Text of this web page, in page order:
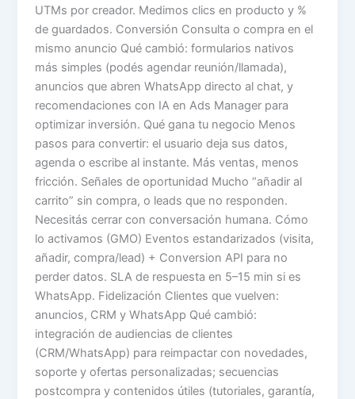
UTMs por creador. Medimos clics en producto y %
de guardados. Conversión Consulta o compra en el
mismo anuncio Qué cambió: formularios nativos
más simples (podés agendar reunión/llamada),
anuncios que abren WhatsApp directo al chat, y
recomendaciones con IA en Ads Manager para
optimizar inversión. Qué gana tu negocio Menos
pasos para convertir: el usuario deja sus datos,
agenda o escribe al instante. Más ventas, menos
fricción. Señales de oportunidad Mucho “añadir al
carrito” sin compra, o leads que no responden.
Necesitás cerrar con conversación humana. Cómo
lo activamos (GMO) Eventos estandarizados (visita,
añadir, compra/lead) + Conversion API para no
perder datos. SLA de respuesta en 5–15 min si es
WhatsApp. Fidelización Clientes que vuelven:
anuncios, CRM y WhatsApp Qué cambió:
integración de audiencias de clientes
(CRM/WhatsApp) para reimpactar con novedades,
soporte y ofertas personalizadas; secuencias
postcompra y contenidos útiles (tutoriales, garantía,